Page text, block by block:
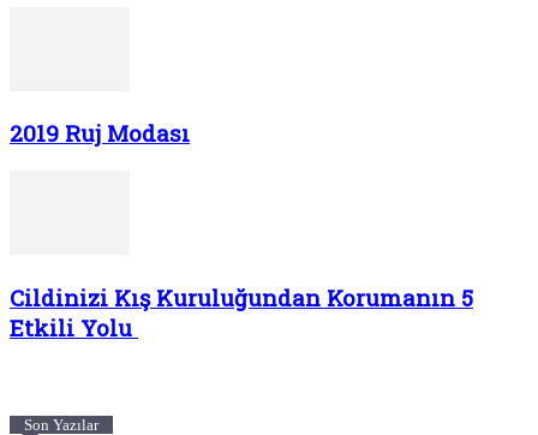
2019 Ruj Modası
Cildinizi Kış Kuruluğundan Korumanın 5
Etkili Yolu
Son Yazılar